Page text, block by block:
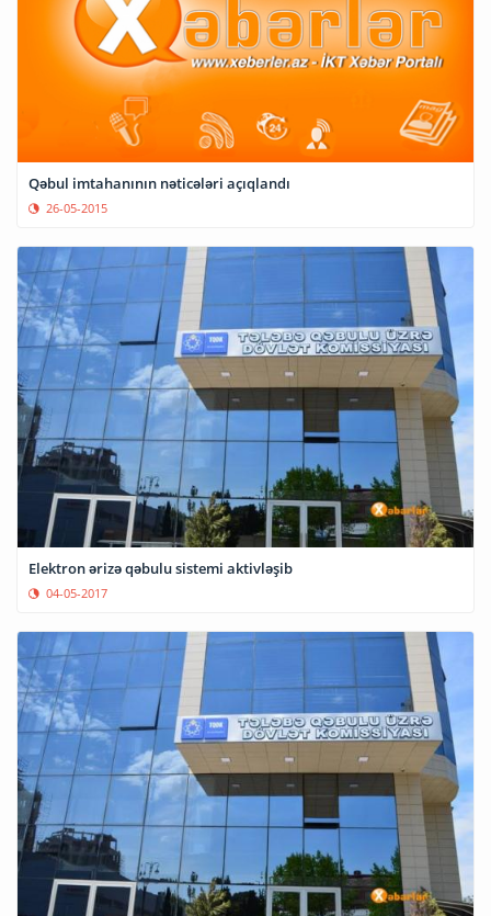
Qəbul imtahanının nəticələri açıqlandı
26-05-2015
Elektron ərizə qəbulu sistemi aktivləşib
04-05-2017